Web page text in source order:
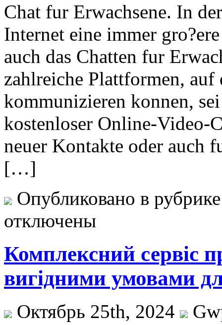
Chat fur Erwachsene. In
Internet eine immer
auch das Chatten fur
zahlreiche Plattformen, auf
kommunizieren konnen,
kostenloser Online-Video-
neuer Kontakte oder auch
[…]
Опубликовано в
отключены
Комплексний сервіс
вигідними умовами
Октябрь 25th, 2024